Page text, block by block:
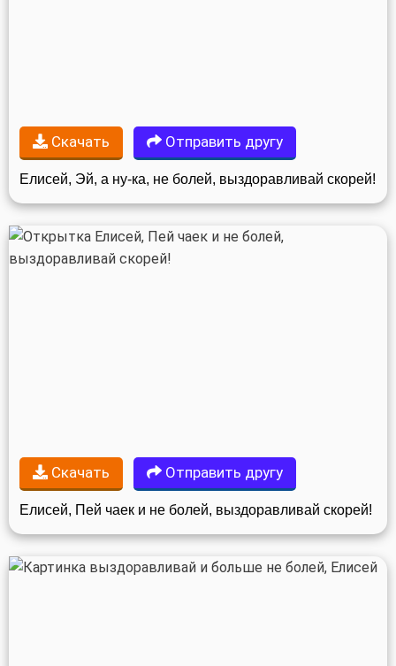
Скачать Отправить другу
Елисей, Эй, а ну-ка, не болей, выздоравливай скорей!
Скачать Отправить другу
Елисей, Пей чаек и не болей, выздоравливай скорей!